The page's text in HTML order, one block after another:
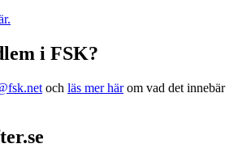
i FSK?
och läs mer härom vad det innebär